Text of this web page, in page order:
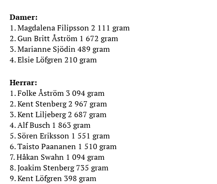
Damer:
1. Magdalena Filipsson 2 111 gram
2. Gun Britt Åström 1 672 gram
3. Marianne Sjödin 489 gram
4. Elsie Löfgren 210 gram
Herrar:
1. Folke Åström 3 094 gram
2. Kent Stenberg 2 967 gram
3. Kent Liljeberg 2 687 gram
4. Alf Busch 1 863 gram
5. Sören Eriksson 1 551 gram
6. Taisto Paananen 1 510 gram
7. Håkan Swahn 1 094 gram
8. Joakim Stenberg 735 gram
9. Kent Löfgren 398 gram